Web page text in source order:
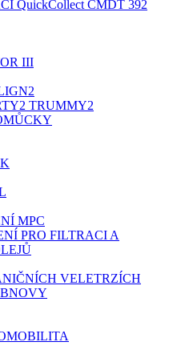
QuickCollect CMDT 392
III
TRUMMY2
MPC
PRO FILTRACI A
VELETRZÍCH